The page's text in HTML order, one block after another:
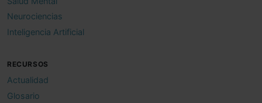
Neurociencias
Inteligencia Artificial
RECURSOS
Actualidad
Glosario